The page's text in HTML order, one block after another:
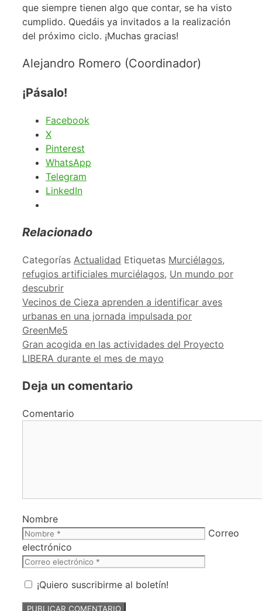
que siempre tienen algo que contar, se ha visto
cumplido. Quedáis ya invitados a la realización
del próximo ciclo. ¡Muchas gracias!
Alejandro Romero (Coordinador)
¡Pásalo!
Facebook
X
Pinterest
WhatsApp
Telegram
LinkedIn
Relacionado
Categorías Actualidad Etiquetas Murciélagos,
refugios artificiales murciélagos, Un mundo por
descubrir
Vecinos de Cieza aprenden a identificar aves
urbanas en una jornada impulsada por
GreenMe5
Gran acogida en las actividades del Proyecto
LIBERA durante el mes de mayo
Deja un comentario
Comentario
Nombre
Correo
electrónico
¡Quiero suscribirme al boletín!